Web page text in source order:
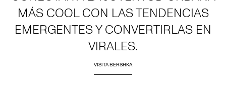
MÁS COOL CON LAS TENDENCIAS
EMERGENTES Y CONVERTIRLAS EN
VIRALES.
VISITA BERSHKA